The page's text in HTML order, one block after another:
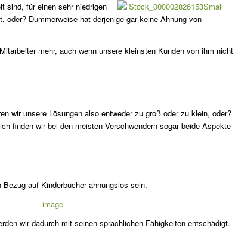
sind, für einen sehr niedrigen
oder? Dummerweise hat derjenige gar keine Ahnung von
mehr, auch wenn unsere kleinsten Kunden von ihm nicht
wir unsere Lösungen also entweder zu groß oder zu klein, oder?
finden wir bei den meisten Verschwendern sogar beide Aspekte
auf Kinderbücher ahnungslos sein.
wir dadurch mit seinen sprachlichen Fähigkeiten entschädigt.